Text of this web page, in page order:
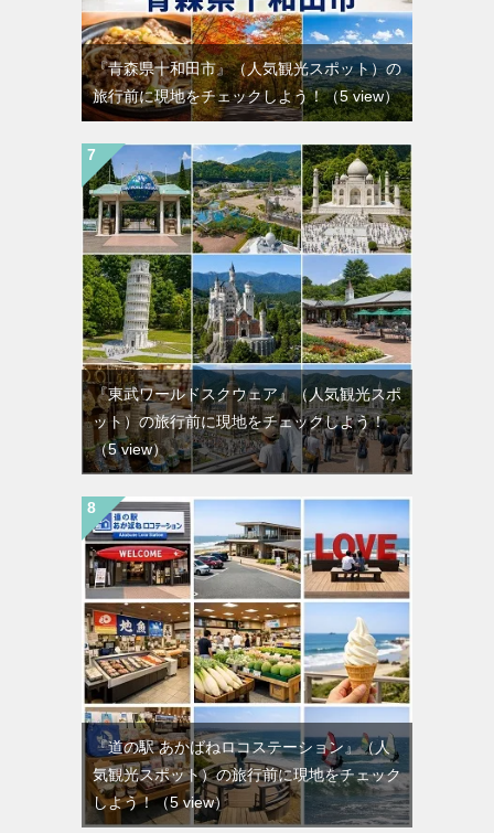
『青森県十和田市』（人気観光スポット）の
旅行前に現地をチェックしよう！（5 view）
『東武ワールドスクウェア』（人気観光スポ
ット）の旅行前に現地をチェックしよう！
（5 view）
『道の駅 あかばねロコステーション』（人
気観光スポット）の旅行前に現地をチェック
しよう！（5 view）